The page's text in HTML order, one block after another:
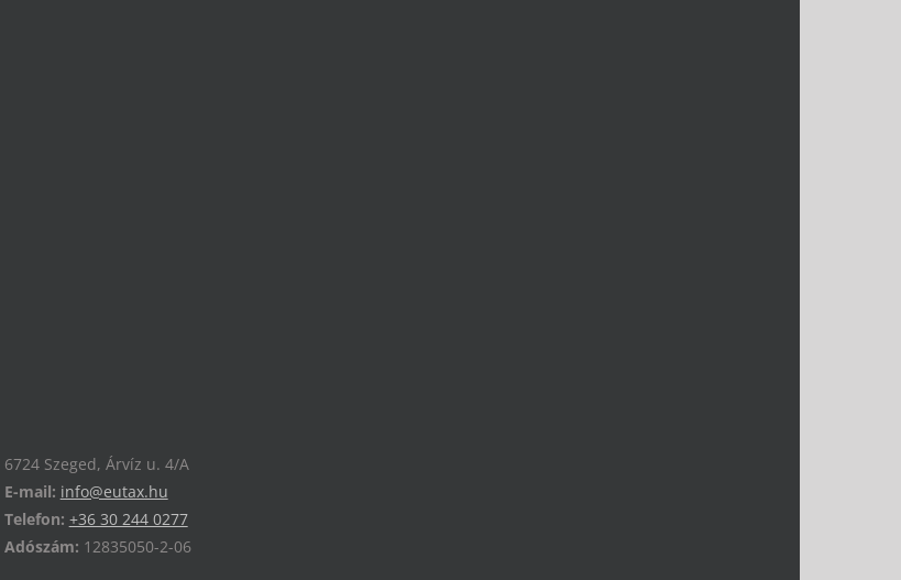
6724 Szeged, Árvíz u. 4/A
E-mail: info@eutax.hu
Telefon: +36 30 244 0277
Adószám: 12835050-2-06